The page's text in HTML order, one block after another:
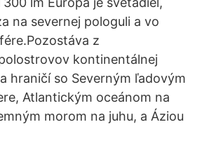
na severnej pologuli a vo
z
kontinentálnej
hraničí so Severným ľadovým
Atlantickým oceánom na
morom na juhu, a Áziou